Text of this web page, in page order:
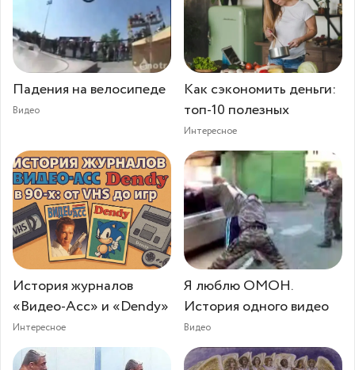
Падения на велосипеде
Видео
Как сэкономить деньги:
топ-10 полезных
Интересное
История журналов
«Видео-Асс» и «Dendy»
Интересное
Я люблю ОМОН.
История одного видео
Видео